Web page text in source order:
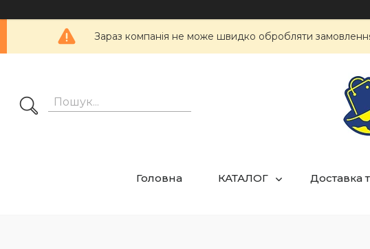
Зараз компанія не може швидко обробляти
Головна КАТАЛОГ Доставка